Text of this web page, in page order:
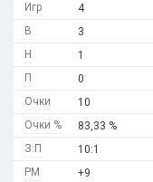
Игр
В
Н
П
Очки
Очки %
З:П
РМ
4
3
1
0
10
83,33 %
10:1
+9